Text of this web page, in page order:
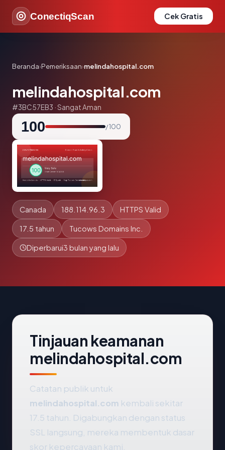
ConectiqScan Cek Gratis
Beranda›Pemeriksaan›melindahospital.com
melindahospital.com
#3BC57EB3 · Sangat Aman
100 / 100
Canada 188.114.96.3 HTTPS Valid
17.5 tahun Tucows Domains Inc.
Diperbarui3 bulan yang lalu
Tinjauan keamanan
melindahospital.com
Catatan publik untuk
melindahospital.com kembali sekitar
17.5 tahun. Digabungkan dengan status
SSL langsung, mereka membentuk dasar
skor kepercayaan kami.